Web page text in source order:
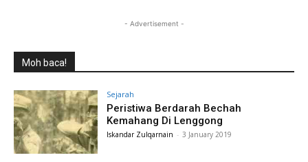
- Advertisement -
Moh baca!
Sejarah
Peristiwa Berdarah Bechah
Kemahang Di Lenggong
Iskandar Zulqarnain - 3 January 2019